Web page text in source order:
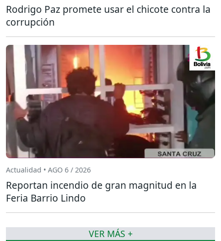
Rodrigo Paz promete usar el chicote contra la
corrupción
Actualidad • AGO 6 / 2026
Reportan incendio de gran magnitud en la
Feria Barrio Lindo
VER MÁS +